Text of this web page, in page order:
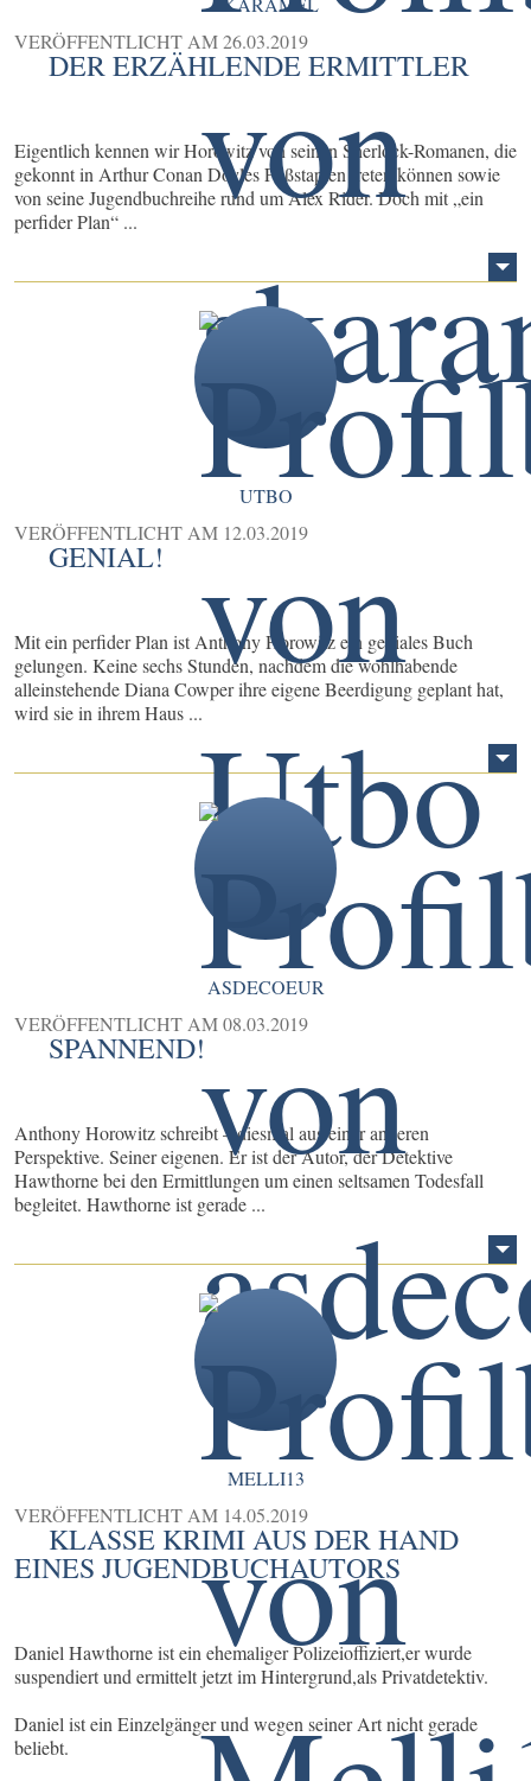
VERÖFFENTLICHT AM26.03.2019
DER ERZÄHLENDE ERMITTLER
Eigentlich kennen wir Horowitz von seinen Sherlock-Romanen, die
gekonnt in Arthur Conan Doyles Fußstapfen treten können sowie
von seine Jugendbuchreihe rund um Alex Rider. Doch mit „ein
perfider Plan“ ...
UTBO
VERÖFFENTLICHT AM 12.03.2019
GENIAL!
Mit ein perfider Plan ist Anthony Horowitz ein geniales Buch
gelungen. Keine sechs Stunden, nachdem die wohlhabende
alleinstehende Diana Cowper ihre eigene Beerdigung geplant hat,
wird sie in ihrem Haus ...
ASDECOEUR
VERÖFFENTLICHT AM08.03.2019
SPANNEND!
Anthony Horowitz schreibt – diesmal aus einer anderen
Perspektive. Seiner eigenen. Er ist der Autor, der Detektive
Hawthorne bei den Ermittlungen um einen seltsamen Todesfall
begleitet. Hawthorne ist gerade ...
MELLI13
VERÖFFENTLICHT AM 14.05.2019
KLASSE KRIMI AUS DER HAND
EINES JUGENDBUCHAUTORS
Daniel Hawthorne ist ein ehemaliger Polizeioffiziert,er wurde
suspendiert und ermittelt jetzt im Hintergrund,als Privatdetektiv.
Daniel ist ein Einzelgänger und wegen seiner Art nicht gerade
beliebt.